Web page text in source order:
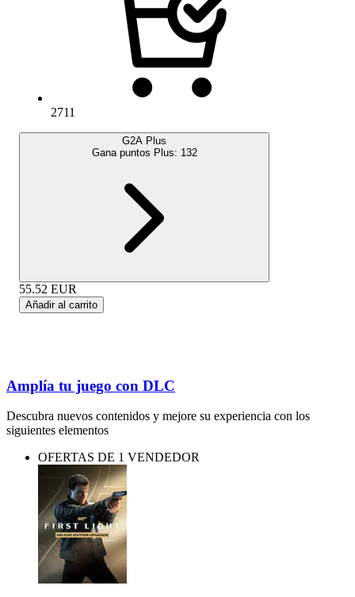
2711
G2A Plus
Gana puntos Plus: 132
55.52 EUR
Añadir al carrito
Amplía tu juego con DLC
Descubra nuevos contenidos y mejore su experiencia con los
siguientes elementos
OFERTAS DE 1 VENDEDOR